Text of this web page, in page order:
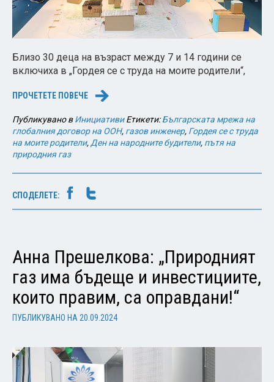
Близо 30 деца на възраст между 7 и 14 години се
включиха в „Гордея се с труда на моите родители“,
ПРОЧЕТЕТЕ ПОВЕЧЕ →
Публикувано вИнициативи Етикети:Българската мрежа на
глобалния договор на ООН, газов инженер, Гордея се с труда
на моите родители, Ден на народните будители, пътя на
природния газ
СПОДЕЛЕТЕ:
Анна Прешелкова: „Природният
газ има бъдеще и инвестициите,
които правим, са оправдани!“
ПУБЛИКУВАНО НА 20.09.2024